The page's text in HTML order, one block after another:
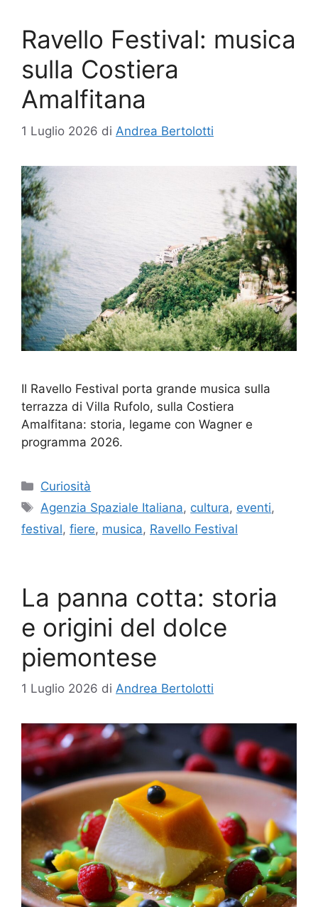
Ravello Festival: musica
sulla Costiera
Amalfitana
1 Luglio 2026 di Andrea Bertolotti
Il Ravello Festival porta grande musica sulla
terrazza di Villa Rufolo, sulla Costiera
Amalfitana: storia, legame con Wagner e
programma 2026.
Categorie
Curiosità
Tag
Agenzia Spaziale Italiana, cultura, eventi,
festival, fiere, musica, Ravello Festival
La panna cotta: storia
e origini del dolce
piemontese
1 Luglio 2026 di Andrea Bertolotti